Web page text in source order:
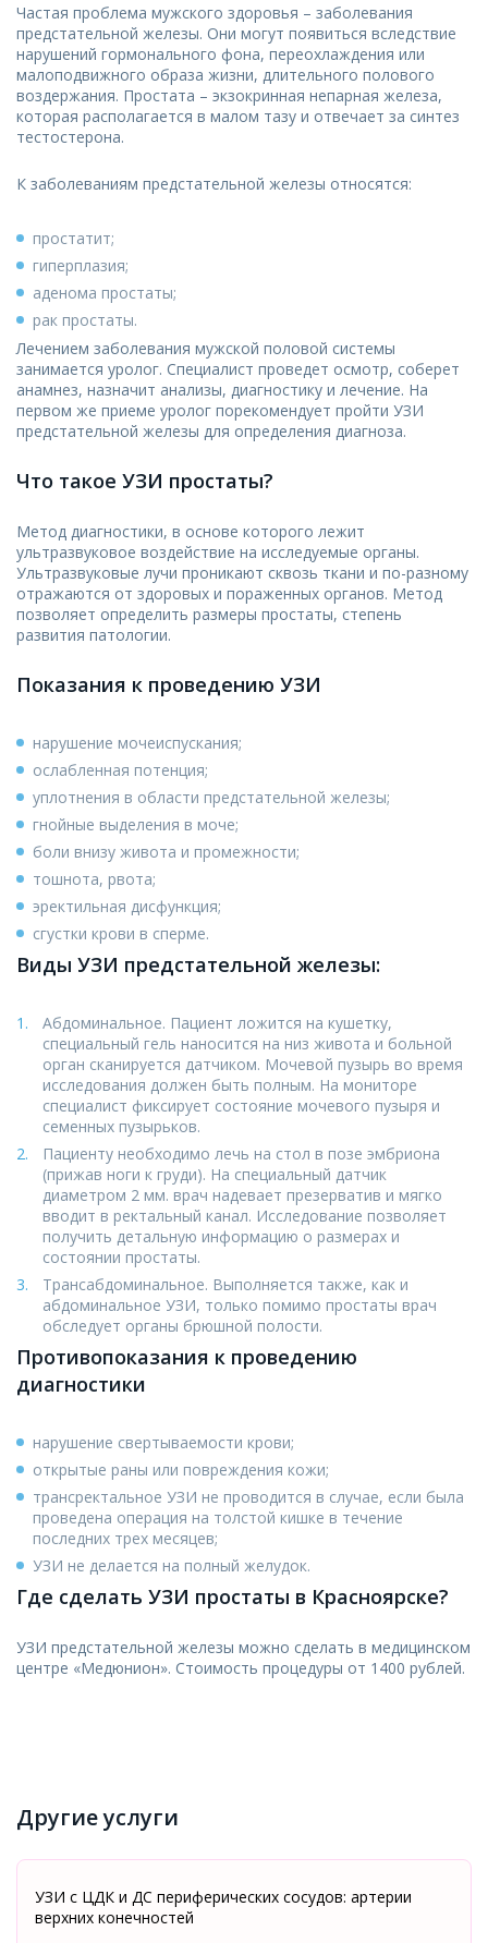
Частая проблема мужского здоровья – заболевания
предстательной железы. Они могут появиться вследствие
нарушений гормонального фона, переохлаждения или
малоподвижного образа жизни, длительного полового
воздержания. Простата – экзокринная непарная железа,
которая располагается в малом тазу и отвечает за синтез
тестостерона.
К заболеваниям предстательной железы относятся:
простатит;
гиперплазия;
аденома простаты;
рак простаты.
Лечением заболевания мужской половой системы
занимается уролог. Специалист проведет осмотр, соберет
анамнез, назначит анализы, диагностику и лечение. На
первом же приеме уролог порекомендует пройти УЗИ
предстательной железы для определения диагноза.
Что такое УЗИ простаты?
Метод диагностики, в основе которого лежит
ультразвуковое воздействие на исследуемые органы.
Ультразвуковые лучи проникают сквозь ткани и по-разному
отражаются от здоровых и пораженных органов. Метод
позволяет определить размеры простаты, степень
развития патологии.
Показания к проведению УЗИ
нарушение мочеиспускания;
ослабленная потенция;
уплотнения в области предстательной железы;
гнойные выделения в моче;
боли внизу живота и промежности;
тошнота, рвота;
эректильная дисфункция;
сгустки крови в сперме.
Виды УЗИ предстательной железы:
Абдоминальное. Пациент ложится на кушетку,
специальный гель наносится на низ живота и больной
орган сканируется датчиком. Мочевой пузырь во время
исследования должен быть полным. На мониторе
специалист фиксирует состояние мочевого пузыря и
семенных пузырьков.
Пациенту необходимо лечь на стол в позе эмбриона
(прижав ноги к груди). На специальный датчик
диаметром 2 мм. врач надевает презерватив и мягко
вводит в ректальный канал. Исследование позволяет
получить детальную информацию о размерах и
состоянии простаты.
Трансабдоминальное. Выполняется также, как и
абдоминальное УЗИ, только помимо простаты врач
обследует органы брюшной полости.
Противопоказания к проведению
диагностики
нарушение свертываемости крови;
открытые раны или повреждения кожи;
трансректальное УЗИ не проводится в случае, если была
проведена операция на толстой кишке в течение
последних трех месяцев;
УЗИ не делается на полный желудок.
Где сделать УЗИ простаты в Красноярске?
УЗИ предстательной железы можно сделать в медицинском
центре «Медюнион». Стоимость процедуры от 1400 рублей.
Другие услуги
УЗИ с ЦДК и ДС периферических сосудов: артерии
верхних конечностей